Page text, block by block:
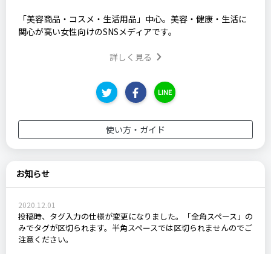
「美容商品・コスメ・生活用品」中心。美容・健康・生活に
関心が高い女性向けのSNSメディアです。
詳しく見る
LINE
使い方・ガイド
お知らせ
2020.12.01
投稿時、タグ入力の仕様が変更になりました。「全角スペース」の
みでタグが区切られます。半角スペースでは区切られませんのでご
注意ください。